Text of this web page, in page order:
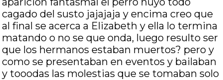
cagado del susto jajajaja y encima creo que
al final se acerca a Elizabeth y ella lo termina
matando o no se que onda, luego resulto ser
que los hermanos estaban muertos? pero y
como se presentaban en eventos y bailaban
y tooodas las molestias que se tomaban solo